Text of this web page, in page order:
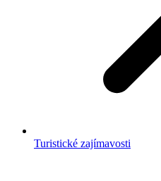
Turistické zajímavosti